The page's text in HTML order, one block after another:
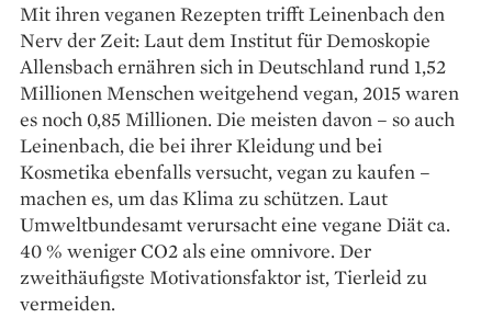
Mit ihren veganen Rezepten trifft Leinenbach den
Nerv der Zeit: Laut dem Institut für Demoskopie
Allensbach ernähren sich in Deutschland rund 1,52
Millionen Menschen weitgehend vegan, 2015 waren
es noch 0,85 Millionen. Die meisten davon – so auch
Leinenbach, die bei ihrer Kleidung und bei
Kosmetika ebenfalls versucht, vegan zu kaufen –
machen es, um das Klima zu schützen. Laut
Umweltbundesamt verursacht eine vegane Diät ca.
40 % weniger CO2 als eine omnivore. Der
zweithäufigste Motiva­tionsfaktor ist, Tierleid zu
vermeiden.